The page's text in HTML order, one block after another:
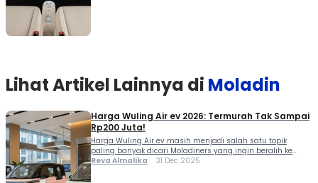
Lihat Artikel Lainnya di Moladin
Harga Wuling Air ev 2026: Termurah Tak Sampai
Rp200 Juta!
Harga Wuling Air ev masih menjadi salah satu topik
paling banyak dicari Moladiners yang ingin beralih ke
mobil listrik praktis untuk kebutuhan harian. City car listrik
Reva Almalika 31 Dec 2025